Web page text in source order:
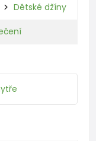
Dětské džíny